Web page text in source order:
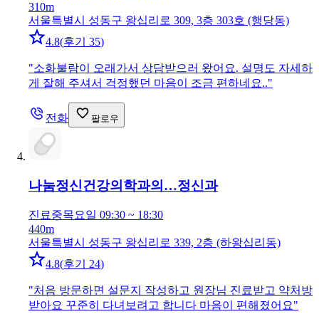
310m
서울특별시 성동구 왕십리로 309, 3층 303호 (행당동)
4.8(후기 35)
"소화불람이 오래가서 상담받으러 왔어요. 설명도 자세하
게 잘해 주셔서 걱정했던 마음이 조금 편하네요.."
전화 팔로우
나눔정신건강의학과의…정신과
진료중목요일 09:30 ~ 18:30
440m
서울특별시 성동구 왕십리로 339, 2층 (하왕십리동)
4.8(후기 24)
"처음 방문하면 설문지 작성하고 원장님 진료받고 약처방
받아요 꾸준히 다녀보려고 합니다 마음이 편해졌어요"